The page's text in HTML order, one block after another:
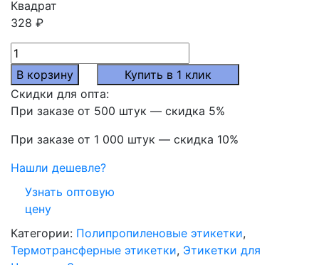
Квадрат
328 ₽
Количество
товара
Термотрансферные
полипропиленовые
этикетки
20x20
5000
шт./
рул.
В корзину
Купить в 1 клик
Скидки для опта:
При заказе от 500 штук — скидка 5%
При заказе от 1 000 штук — скидка 10%
Нашли дешевле?
Узнать оптовую
цену
Категории: Полипропиленовые этикетки,
Термотрансферные этикетки, Этикетки для